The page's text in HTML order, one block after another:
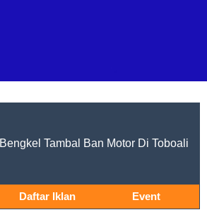
Bengkel Tambal Ban Motor Di Toboali
Daftar Iklan Event